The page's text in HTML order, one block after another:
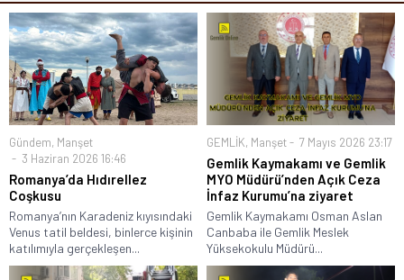
Gündem, Manşet
3 Haziran 2026 16:46
Romanya’da Hıdırellez
Coşkusu
Romanya’nın Karadeniz kıyısındaki
Venus tatil beldesi, binlerce kişinin
katılımıyla gerçekleşen...
GEMLİK, Manşet 7 Mayıs 2026 23:17
Gemlik Kaymakamı ve Gemlik
MYO Müdürü’nden Açık Ceza
İnfaz Kurumu’na ziyaret
Gemlik Kaymakamı Osman Aslan
Canbaba ile Gemlik Meslek
Yüksekokulu Müdürü...